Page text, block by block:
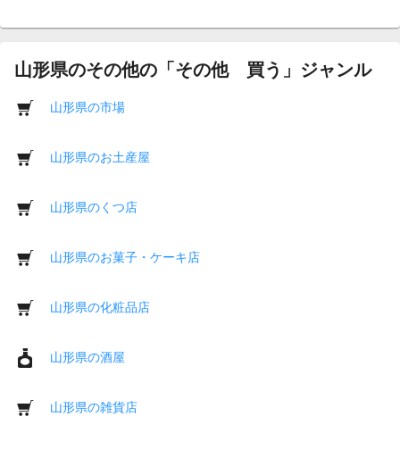
山形県のその他の「その他 買う」ジャンル
山形県の市場
山形県のお土産屋
山形県のくつ店
山形県のお菓子・ケーキ店
山形県の化粧品店
山形県の酒屋
山形県の雑貨店